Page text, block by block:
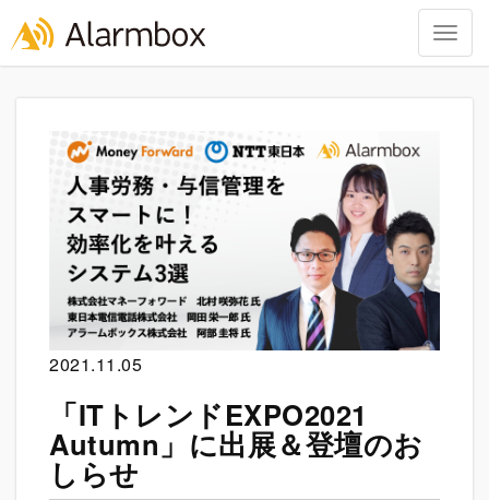
2021.11.05
「ITトレンドEXPO2021
Autumn」に出展＆登壇のお
しらせ